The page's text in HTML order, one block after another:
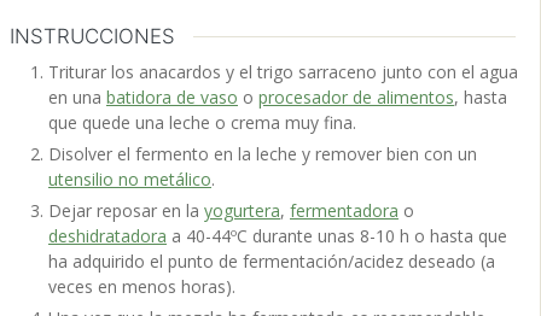
INSTRUCCIONES
Triturar los anacardos y el trigo sarraceno junto con el agua
en una batidora de vaso o procesador de alimentos, hasta
que quede una leche o crema muy fina.
Disolver el fermento en la leche y remover bien con un
utensilio no metálico.
Dejar reposar en la yogurtera, fermentadora o
deshidratadora a 40-44ºC durante unas 8-10 h o hasta que
ha adquirido el punto de fermentación/acidez deseado (a
veces en menos horas).